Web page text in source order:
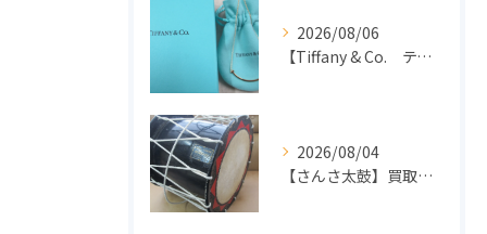
2026/08/06
【Tiffany & Co. ティファニー】買取 大吉盛岡店 アクセサリー買取しました！！
2026/08/04
【さんさ太鼓】買取 大吉盛岡店 楽器 買取します！！